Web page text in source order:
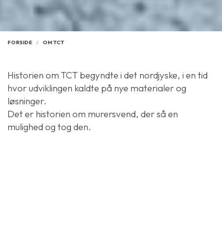
FORSIDE OM TCT
Historien om TCT begyndte i det nordjyske, i en tid
hvor udviklingen kaldte på nye materialer og
løsninger.
Det er historien om murersvend, der så en
mulighed og tog den.